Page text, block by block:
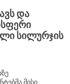
და
სილურჯის
მისი